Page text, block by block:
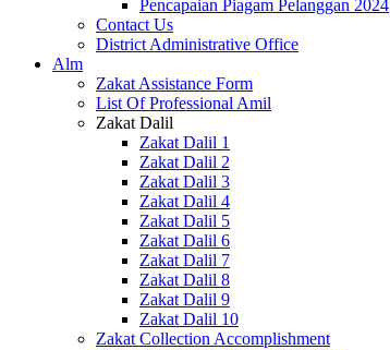
Pencapaian Piagam Pelanggan 2024
Contact Us
District Administrative Office
Alm
Zakat Assistance Form
List Of Professional Amil
Zakat Dalil
Zakat Dalil 1
Zakat Dalil 2
Zakat Dalil 3
Zakat Dalil 4
Zakat Dalil 5
Zakat Dalil 6
Zakat Dalil 7
Zakat Dalil 8
Zakat Dalil 9
Zakat Dalil 10
Zakat Collection Accomplishment